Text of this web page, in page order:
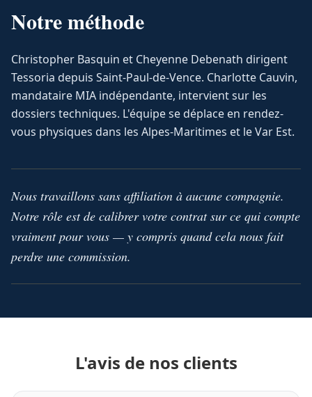
Notre méthode
Christopher Basquin et Cheyenne Debenath dirigent
Tessoria depuis Saint-Paul-de-Vence. Charlotte Cauvin,
mandataire MIA indépendante, intervient sur les
dossiers techniques. L'équipe se déplace en rendez-
vous physiques dans les Alpes-Maritimes et le Var Est.
Nous travaillons sans affiliation à aucune compagnie.
Notre rôle est de calibrer votre contrat sur ce qui compte
vraiment pour vous — y compris quand cela nous fait
perdre une commission.
L'avis de nos clients